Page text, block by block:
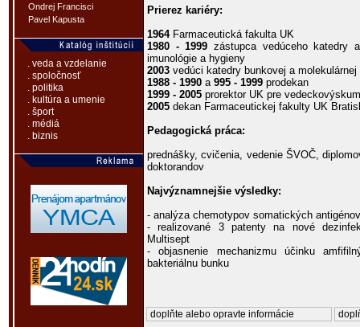
Ondrej Francisci
Pavel Kapusta
. veda a vzdelanie
. spoločnosť
. politika
. kultúra a umenie
. šport
. médiá
. biznis
Prierez kariéry:
1964Farmaceutická fakulta UK
1980 - 1999 zástupca vedúceho katedry
imunológie a hygieny
2003 vedúci katedry bunkovej a
1988 - 1990 a 995 - 1999 prodekan
1999 - 2005 prorektor UK pre
2005 dekan Farmaceutickej fakulty UK
Pedagogická práca:
prednášky, cvičenia, vedenie ŠVOČ,
doktorandov
Najvýznamnejšie výsledky:
- analýza chemotypov somatických
- realizované 3 patenty na nové
Multisept
- objasnenie mechanizmu účinku
bakteriálnu bunku
doplňte alebo opravte informácie